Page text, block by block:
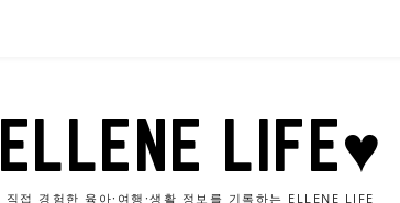
ELLENE LIFE♥
직접 경험한 육아·여행·생활 정보를 기록하는 ELLENE LIFE